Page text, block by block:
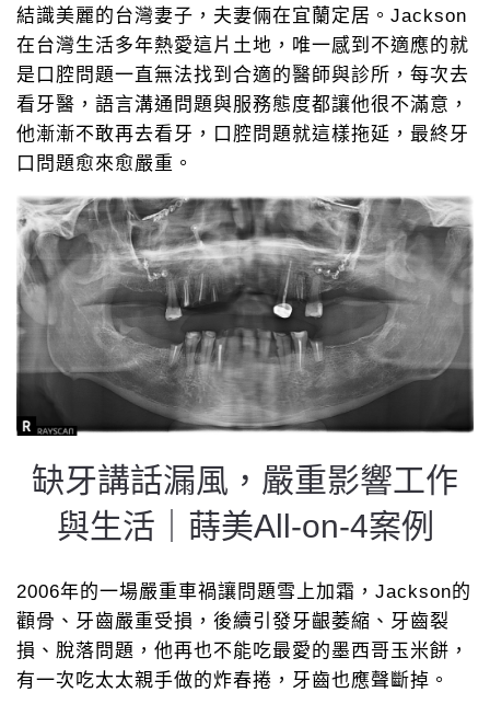
結識美麗的台灣妻子，夫妻倆在宜蘭定居。Jackson
在台灣生活多年熱愛這片土地，唯一感到不適應的就
是口腔問題一直無法找到合適的醫師與診所，每次去
看牙醫，語言溝通問題與服務態度都讓他很不滿意，
他漸漸不敢再去看牙，口腔問題就這樣拖延，最終牙
口問題愈來愈嚴重。
缺牙講話漏風，嚴重影響工作
與生活｜蒔美All-on-4案例
2006年的一場嚴重車禍讓問題雪上加霜，Jackson的
顴骨、牙齒嚴重受損，後續引發牙齦萎縮、牙齒裂
損、脫落問題，他再也不能吃最愛的墨西哥玉米餅，
有一次吃太太親手做的炸春捲，牙齒也應聲斷掉。